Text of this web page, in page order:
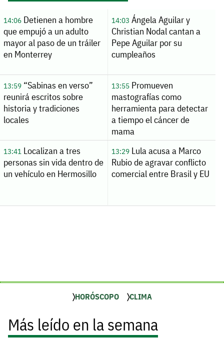
14:06Detienen a hombre
que empujó a un adulto
mayor al paso de un tráiler
en Monterrey
14:03 Ángela Aguilar y
Christian Nodal cantan a
Pepe Aguilar por su
cumpleaños
13:59“Sabinas en verso”
reunirá escritos sobre
historia y tradiciones
locales
13:55Promueven
mastografías como
herramienta para detectar
a tiempo el cáncer de
mama
13:41Localizan a tres
personas sin vida dentro de
un vehículo en Hermosillo
13:29Lula acusa a Marco
Rubio de agravar conflicto
comercial entre Brasil y EU
HORÓSCOPO CLIMA
Más leído en la semana